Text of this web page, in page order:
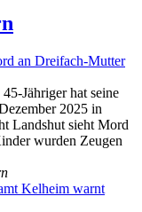
an Dreifach-Mutter
Jähriger hat seine
2025 in
Landshut sieht Mord
wurden Zeugen
Kelheim warnt